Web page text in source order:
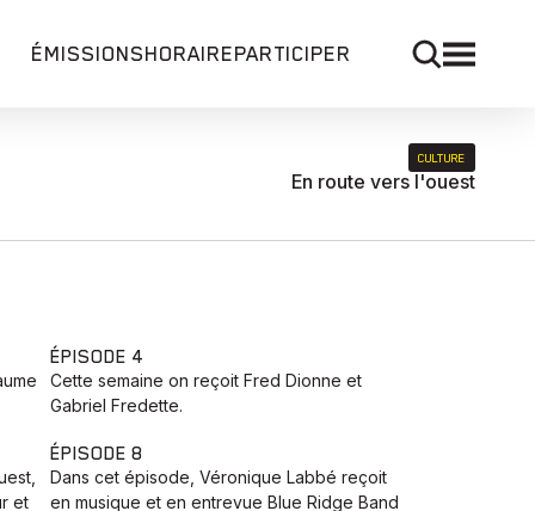
ÉMISSIONSHORAIREPARTICIPER
CULTURE
En route vers l'ouest
ÉPISODE 4
Cette semaine on reçoit Fred Dionne et
Gabriel Fredette.
et
ÉPISODE 8
Dans cet épisode, ‪Véronique Labbé‬ reçoit
en musique et en entrevue Blue Ridge Band